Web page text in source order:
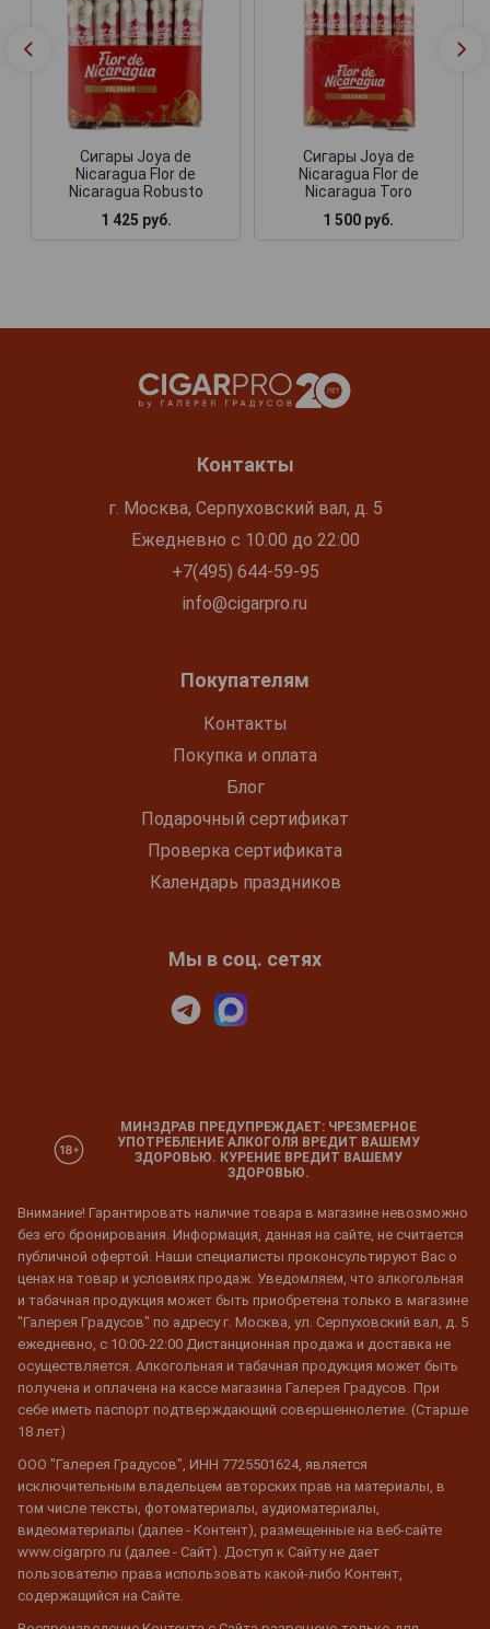
Сигары Joya de
Nicaragua Flor de
Nicaragua Robusto
1 425 руб.
Сигары Joya de
Nicaragua Flor de
Nicaragua Toro
1 500 руб.
Контакты
г. Москва, Серпуховский вал, д. 5
Ежедневно с 10:00 до 22:00
+7(495) 644-59-95
info@cigarpro.ru
Покупателям
Контакты
Покупка и оплата
Блог
Подарочный сертификат
Проверка сертификата
Календарь праздников
Мы в соц. сетях
МИНЗДРАВ ПРЕДУПРЕЖДАЕТ: ЧРЕЗМЕРНОЕ
УПОТРЕБЛЕНИЕ АЛКОГОЛЯ ВРЕДИТ ВАШЕМУ
ЗДОРОВЬЮ. КУРЕНИЕ ВРЕДИТ ВАШЕМУ
ЗДОРОВЬЮ.
Внимание! Гарантировать наличие товара в магазине невозможно
без его бронирования. Информация, данная на сайте, не считается
публичной офертой. Наши специалисты проконсультируют Вас о
ценах на товар и условиях продаж. Уведомляем, что алкогольная
и табачная продукция может быть приобретена только в магазине
"Галерея Градусов" по адресу г. Москва, ул. Серпуховский вал, д. 5
ежедневно, с 10:00-22:00 Дистанционная продажа и доставка не
осуществляется. Алкогольная и табачная продукция может быть
получена и оплачена на кассе магазина Галерея Градусов. При
себе иметь паспорт подтверждающий совершеннолетие. (Старше
18 лет)
ООО "Галерея Градусов", ИНН 7725501624, является
исключительным владельцем авторских прав на материалы, в
том числе тексты, фотоматериалы, аудиоматериалы,
видеоматериалы (далее - Контент), размещенные на веб-сайте
www.cigarpro.ru (далее - Сайт). Доступ к Сайту не дает
пользователю права использовать какой-либо Контент,
содержащийся на Сайте.